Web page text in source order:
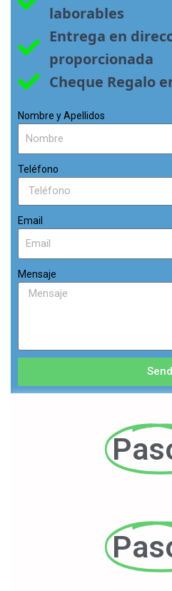
laborables
Entrega en
proporcionada
Cheque Regalo
Nombre y Apellidos
Teléfono
Email
Mensaje
Send